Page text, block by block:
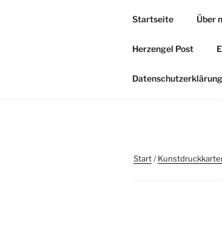
Startseite Über
Herzengel Post
Datenschutzerklärung
Start/